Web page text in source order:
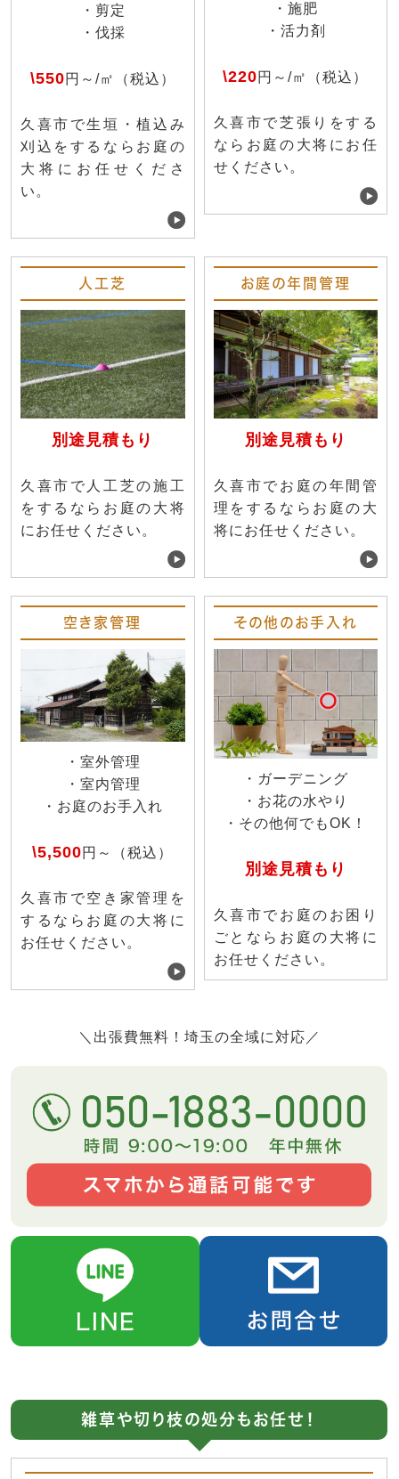
・剪定
・伐採
\550円～/㎡（税込）
久喜市で生垣・植込み
刈込をするならお庭の
大将にお任せくださ
い。
・施肥
・活力剤
\220円～/㎡（税込）
久喜市で芝張りをする
ならお庭の大将にお任
せください。
人工芝
別途見積もり
久喜市で人工芝の施工
をするならお庭の大将
にお任せください。
お庭の年間管理
別途見積もり
久喜市でお庭の年間管
理をするならお庭の大
将にお任せください。
空き家管理
・室外管理
・室内管理
・お庭のお手入れ
\5,500円～（税込）
久喜市で空き家管理を
するならお庭の大将に
お任せください。
その他のお手入れ
・ガーデニング
・お花の水やり
・その他何でもOK！
別途見積もり
久喜市でお庭のお困り
ごとならお庭の大将に
お任せください。
＼出張費無料！埼玉の全域に対応／
雑草や切り枝の処分もお任せ！